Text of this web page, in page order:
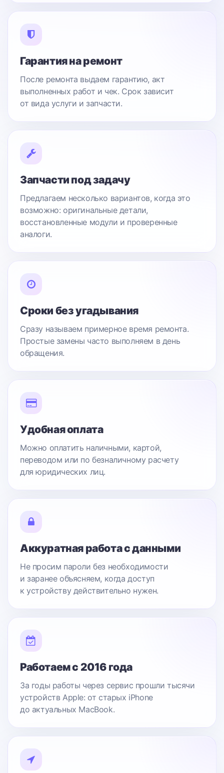
Гарантия на ремонт
После ремонта выдаем гарантию, акт
выполненных работ и чек. Срок зависит
от вида услуги и запчасти.
Запчасти под задачу
Предлагаем несколько вариантов, когда это
возможно: оригинальные детали,
восстановленные модули и проверенные
аналоги.
Сроки без угадывания
Сразу называем примерное время ремонта.
Простые замены часто выполняем в день
обращения.
Удобная оплата
Можно оплатить наличными, картой,
переводом или по безналичному расчету
для юридических лиц.
Аккуратная работа с данными
Не просим пароли без необходимости
и заранее объясняем, когда доступ
к устройству действительно нужен.
Работаем с 2016 года
За годы работы через сервис прошли тысячи
устройств Apple: от старых iPhone
до актуальных MacBook.